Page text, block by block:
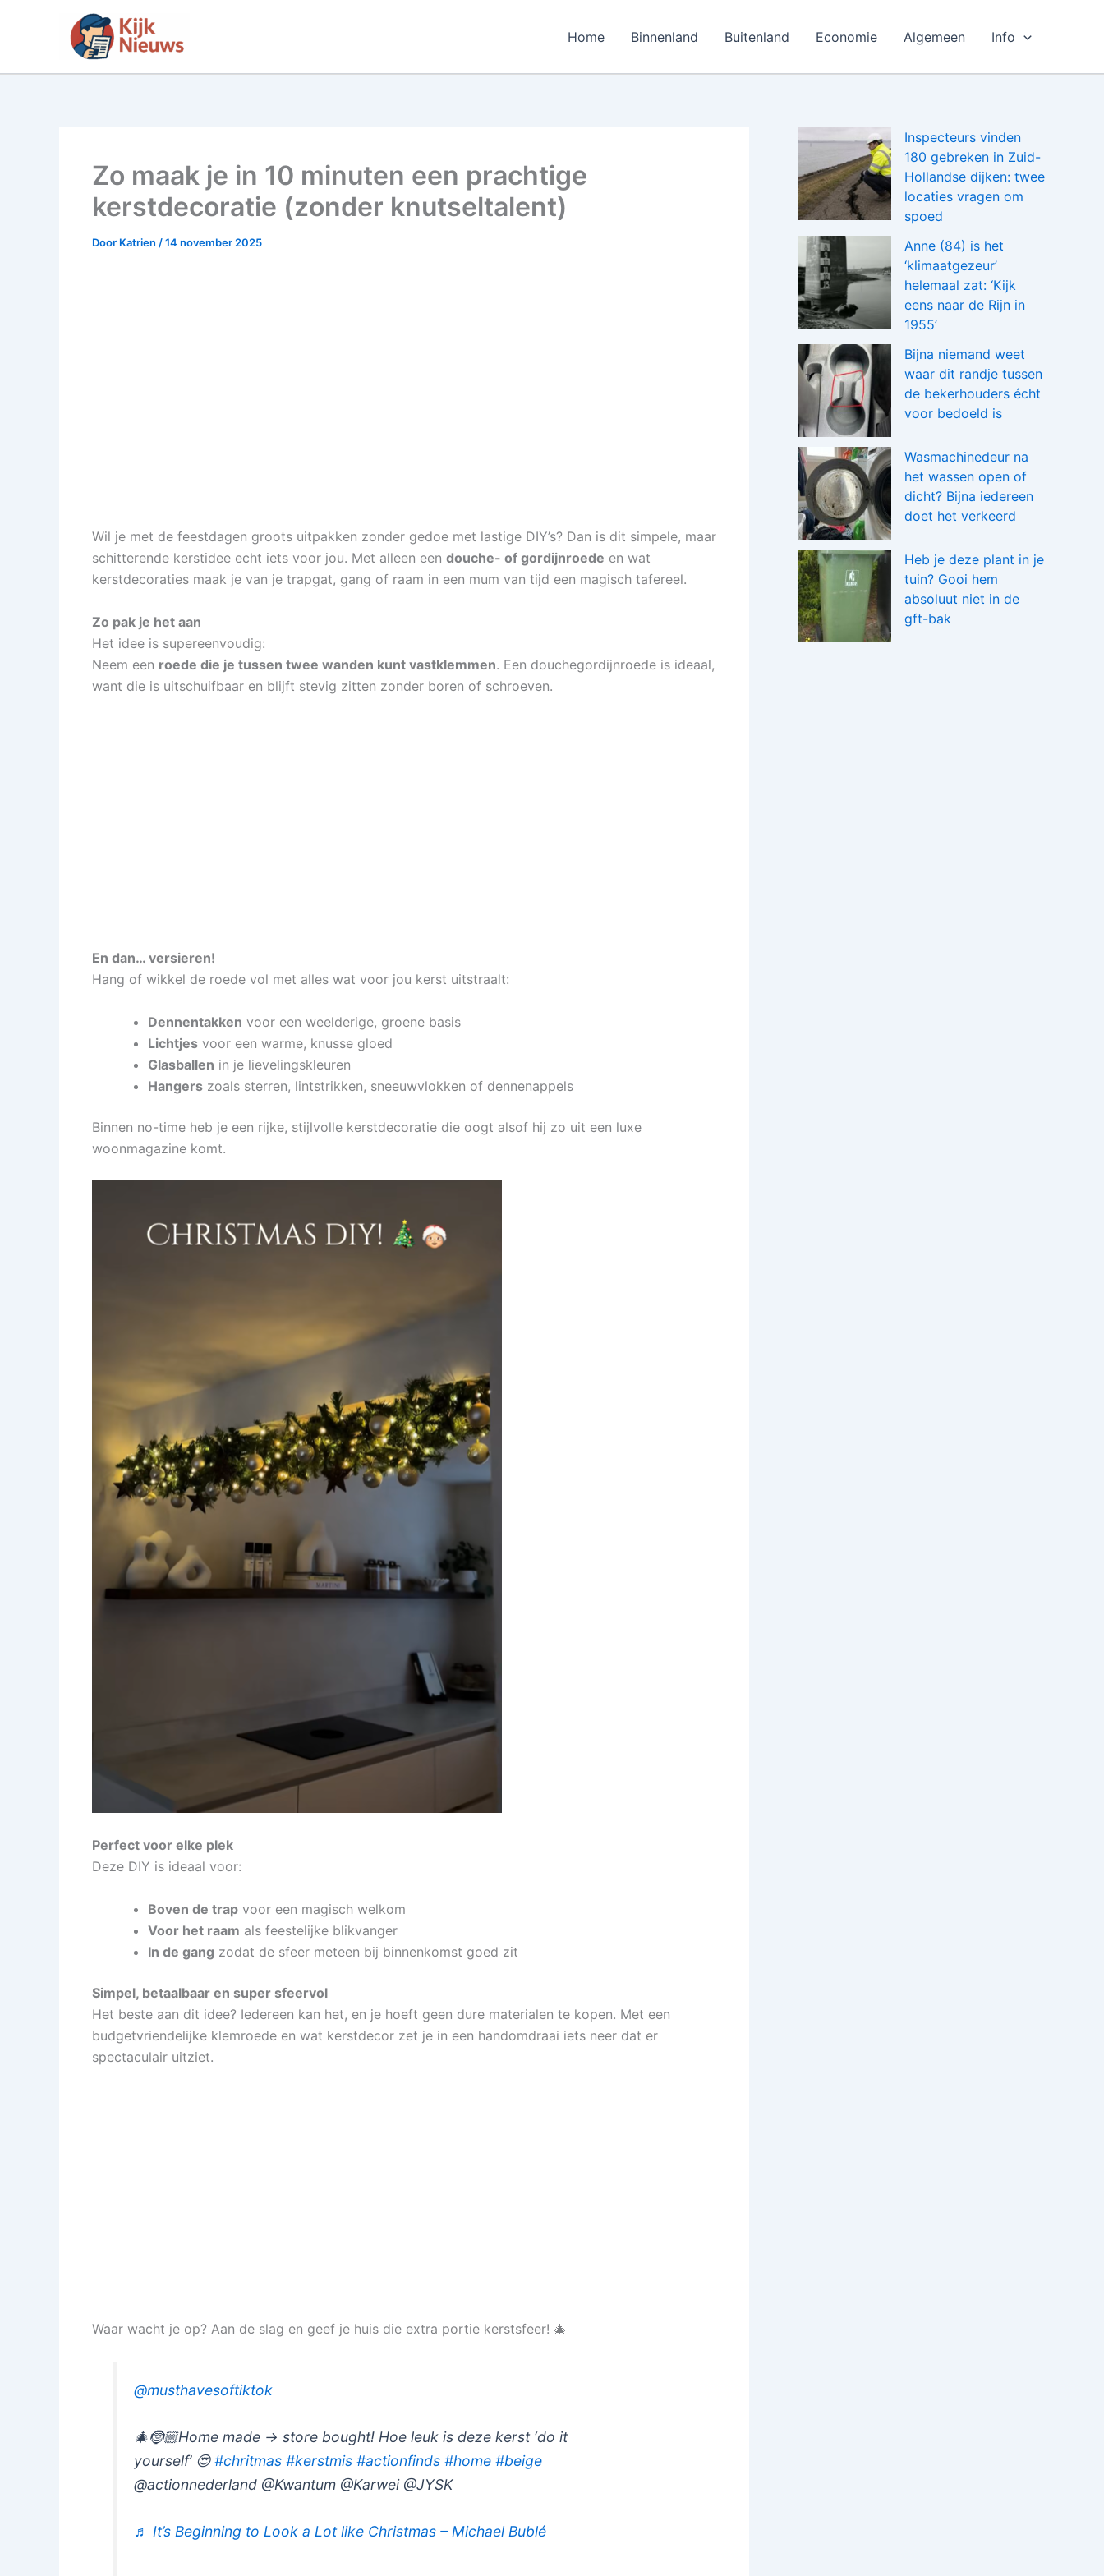
inhoud
Home Binnenland Buitenland Economie Algemeen Info
Zo maak je in 10 minuten een prachtige
kerstdecoratie (zonder knutseltalent)
Door Katrien /14 november 2025
Wil je met de feestdagen groots uitpakken zonder gedoe met lastige DIY’s? Dan is dit simpele, maar
schitterende kerstidee echt iets voor jou. Met alleen een douche- of gordijnroede en wat
kerstdecoraties maak je van je trapgat, gang of raam in een mum van tijd een magisch tafereel.
Zo pak je het aan
Het idee is supereenvoudig:
Neem een roede die je tussen twee wanden kunt vastklemmen. Een douchegordijnroede is ideaal,
want die is uitschuifbaar en blijft stevig zitten zonder boren of schroeven.
En dan… versieren!
Hang of wikkel de roede vol met alles wat voor jou kerst uitstraalt:
Dennentakken voor een weelderige, groene basis
Lichtjes voor een warme, knusse gloed
Glasballen in je lievelingskleuren
Hangers zoals sterren, lintstrikken, sneeuwvlokken of dennenappels
Binnen no-time heb je een rijke, stijlvolle kerstdecoratie die oogt alsof hij zo uit een luxe
woonmagazine komt.
Perfect voor elke plek
Deze DIY is ideaal voor:
Boven de trap voor een magisch welkom
Voor het raam als feestelijke blikvanger
In de gang zodat de sfeer meteen bij binnenkomst goed zit
Simpel, betaalbaar en super sfeervol
Het beste aan dit idee? Iedereen kan het, en je hoeft geen dure materialen te kopen. Met een
budgetvriendelijke klemroede en wat kerstdecor zet je in een handomdraai iets neer dat er
spectaculair uitziet.
Waar wacht je op? Aan de slag en geef je huis die extra portie kerstsfeer! 🎄
@musthavesoftiktok
🎄🤶🏼Home made -> store bought! Hoe leuk is deze kerst ‘do it
yourself’ 😍#chritmas #kerstmis #actionfinds #home #beige
@actionnederland @Kwantum @Karwei @JYSK
♬ It’s Beginning to Look a Lot like Christmas – Michael Bublé
Inspecteurs vinden
180 gebreken in Zuid-
Hollandse dijken: twee
locaties vragen om
spoed
Anne (84) is het
‘klimaatgezeur’
helemaal zat: ‘Kijk
eens naar de Rijn in
1955’
Bijna niemand weet
waar dit randje tussen
de bekerhouders écht
voor bedoeld is
Wasmachinedeur na
het wassen open of
dicht? Bijna iedereen
doet het verkeerd
Heb je deze plant in je
tuin? Gooi hem
absoluut niet in de
gft-bak